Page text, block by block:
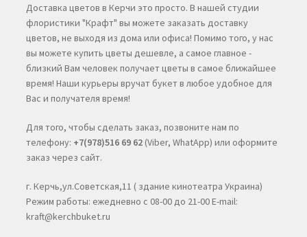
Доставка цветов в Керчи это просто. В нашей студии
флористики "Крафт" вы можете заказать доставку
цветов, не выходя из дома или офиса! Помимо того, у нас
вы можете купить цветы дешевле, а самое главное -
близкий Вам человек получает цветы в самое ближайшее
время! Наши курьеры вручат букет в любое удобное для
Вас и получателя время!
Для того, чтобы сделать заказ, позвоните нам по
телефону: +7(978)516 69 62(Viber, WhatApp) или оформите
заказ через сайт.
г. Керчь,ул.Советская,11 ( здание кинотеатра Украина)
Режим работы: ежедневно с 08-00 до 21-00 E-mail:
kraft@kerchbuket.ru